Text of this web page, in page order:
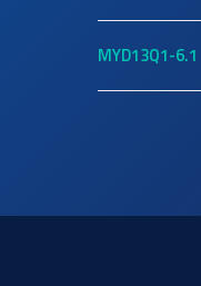
MYD13Q1-6.1